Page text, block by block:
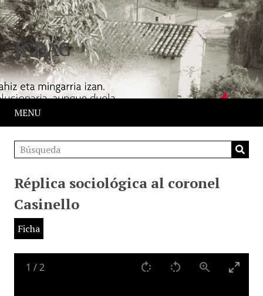
JCDAG
MENU
Réplica sociológica al coronel
Casinello
Ficha
1 /2